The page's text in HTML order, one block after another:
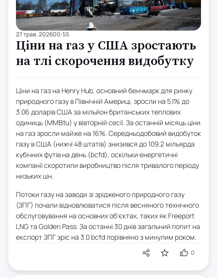
27 трав. 202600:55
Ціни на газ у США зростають
на тлі скорочення видобутку
Ціни на газ на Henry Hub, основний бенчмарк для ринку
природного газу в Північній Америці, зросли на 5.1% до
3.06 доларів США за мільйон британських теплових
одиниць (MMBtu) у вівторній сесії. За останній місяць ціни
на газ зросли майже на 16%. Середньодобовий видобуток
газу в США (нижчі 48 штатів) знизився до 109.2 мільярда
кубічних футів на день (bcfd), оскільки енергетичні
компанії скоротили виробництво після тривалого періоду
низьких цін.
Потоки газу на заводи зі зрідженого природного газу
(ЗПГ) почали відновлюватися після весняного технічного
обслуговування на основних об'єктах, таких як Freeport
LNG та Golden Pass. За останні 30 днів загальний попит на
експорт ЗПГ зріс на 3.0 bcfd порівняно з минулим роком.
0